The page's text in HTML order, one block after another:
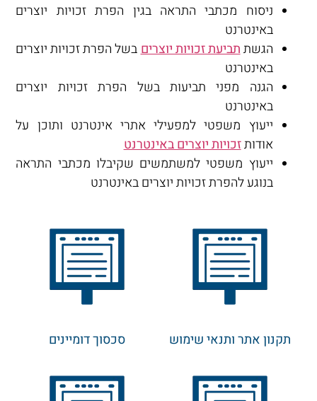
ניסוח מכתבי התראה בגין הפרת זכויות יוצרים
באינטרנט
הגשתתביעת זכויות יוצריםבשל הפרת זכויות יוצרים
באינטרנט
הגנה מפני תביעות בשל הפרת זכויות יוצרים
באינטרנט
ייעוץ משפטי למפעילי אתרי אינטרנט ותוכן על
אודותזכויות יוצרים באינטרנט
ייעוץ משפטי למשתמשים שקיבלו מכתבי התראה
בנוגע להפרת זכויות יוצרים באינטרנט
תקנון אתר ותנאי שימוש סכסוך דומיינים